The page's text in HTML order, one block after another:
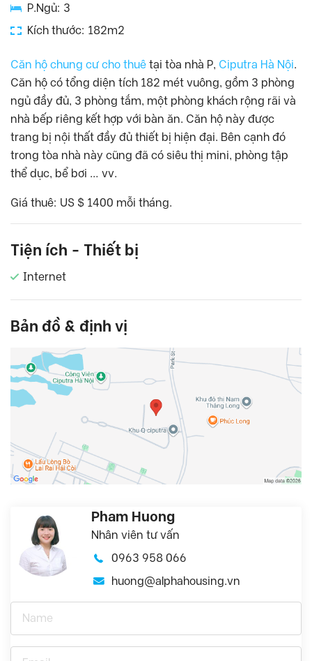
P.Ngủ: 3
Kích thước: 182m2
Căn hộ chung cư cho thuê tại tòa nhà P, Ciputra Hà Nội.
Căn hộ có tổng diện tích 182 mét vuông, gồm 3 phòng
ngủ đầy đủ, 3 phòng tắm, một phòng khách rộng rãi và
nhà bếp riêng kết hợp với bàn ăn. Căn hộ này được
trang bị nội thất đầy đủ thiết bị hiện đại. Bên cạnh đó
trong tòa nhà này cũng đã có siêu thị mini, phòng tập
thể dục, bể bơi … vv.
Giá thuê: US $ 1400 mỗi tháng.
Tiện ích - Thiết bị
Internet
Bản đồ & định vị
Pham Huong
Nhân viên tư vấn
0963 958 066
huong@alphahousing.vn